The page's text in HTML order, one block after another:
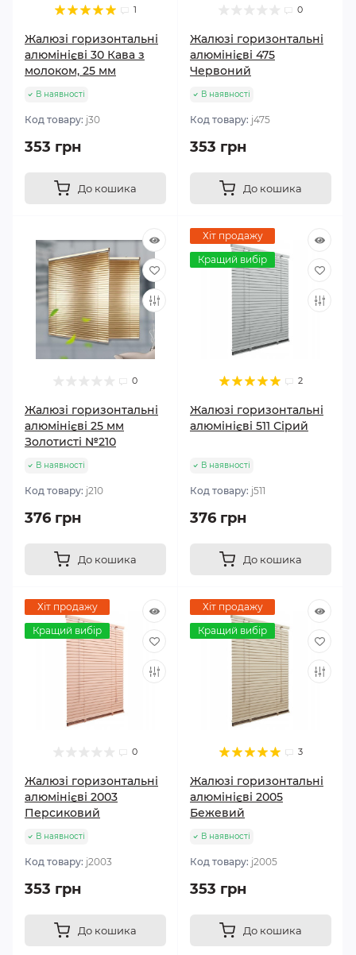
1
Жалюзі горизонтальні
алюмінієві 30 Кава з
молоком, 25 мм
В наявності
Код товару: j30
353 грн
До кошика
0
Жалюзі горизонтальні
алюмінієві 475
Червоний
В наявності
Код товару: j475
353 грн
До кошика
0
Жалюзі горизонтальні
алюмінієві 25 мм
Золотисті №210
В наявності
Код товару: j210
376 грн
До кошика
Хіт продажу
Кращий вибір
2
Жалюзі горизонтальні
алюмінієві 511 Сірий
В наявності
Код товару: j511
376 грн
До кошика
Хіт продажу
Кращий вибір
0
Жалюзі горизонтальні
алюмінієві 2003
Персиковий
В наявності
Код товару: j2003
353 грн
До кошика
Хіт продажу
Кращий вибір
3
Жалюзі горизонтальні
алюмінієві 2005
Бежевий
В наявності
Код товару: j2005
353 грн
До кошика